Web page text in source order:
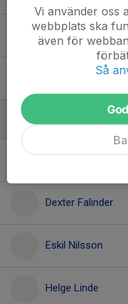
Klas Nilsson
Tränare
Kristina Glantz
Utövare- Alla
Dexter Falinder
Eskil Nilsson
Helge Linde
Vi använder oss
webbplats ska
även för
Så